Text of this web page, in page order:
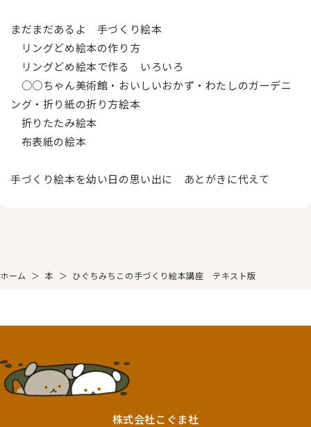
まだまだあるよ 手づくり絵本
リングどめ絵本の作り方
リングどめ絵本で作る いろいろ
○○ちゃん美術館・おいしいおかず・わたしのガーデニ
ング・折り紙の折り方絵本
折りたたみ絵本
布表紙の絵本
手づくり絵本を幼い日の思い出に あとがきに代えて
ホーム ＞ 本 ＞ ひぐちみちこの手づくり絵本講座 テキスト版
株式会社こぐま社